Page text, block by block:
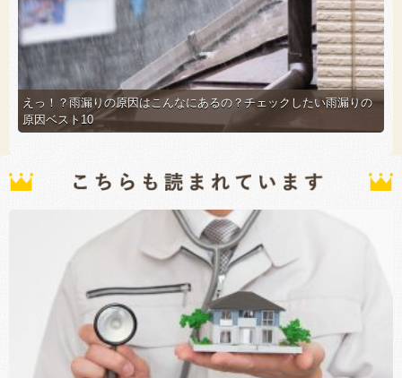
えっ！？雨漏りの原因はこんなにあるの？チェックしたい雨漏りの
原因ベスト10